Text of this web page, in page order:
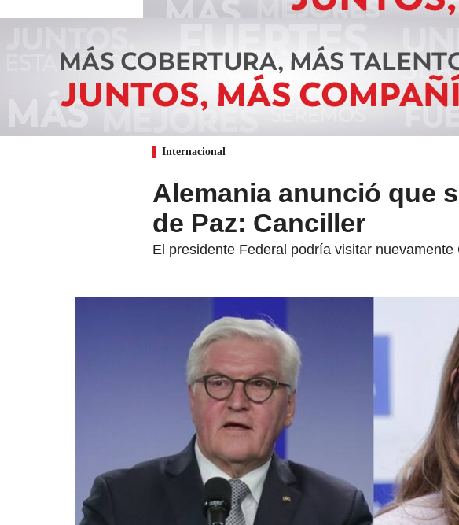
Internacional
Alemania anunció que
de Paz: Canciller
El presidente Federal podría visitar